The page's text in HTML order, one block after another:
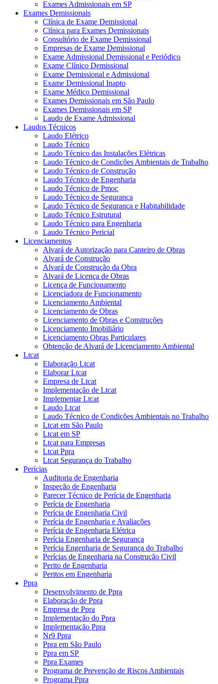
Exames Admissionais em SP
Exames Demissionais
Clínica de Exame Demissional
Clínica para Exames Demissionais
Consultório de Exame Demissional
Empresas de Exame Demissional
Exame Admissional Demissional e Periódico
Exame Clínico Demissional
Exame Demissional e Admissional
Exame Demissional Inapto
Exame Médico Demissional
Exames Demissionais em São Paulo
Exames Demissionais em SP
Laudo de Exame Admissional
Laudos Técnicos
Laudo Elétrico
Laudo Técnico
Laudo Técnico das Instalações Elétricas
Laudo Técnico de Condições Ambientais de Trabalho
Laudo Técnico de Construção
Laudo Técnico de Engenharia
Laudo Técnico de Pmoc
Laudo Técnico de Segurança
Laudo Técnico de Segurança e Habitabilidade
Laudo Técnico Estrutural
Laudo Técnico para Engenharia
Laudo Técnico Pericial
Licenciamentos
Alvará de Autorização para Canteiro de Obras
Alvará de Construção
Alvará de Construção da Obra
Alvará de Licença de Obras
Licença de Funcionamento
Licenciadora de Funcionamento
Licenciamento Ambiental
Licenciamento de Obras
Licenciamento de Obras e Construções
Licenciamento Imobiliário
Licenciamento Obras Particulares
Obtenção de Alvará de Licenciamento Ambiental
Ltcat
Elaboração Ltcat
Elaborar Ltcat
Empresa de Ltcat
Implementação de Ltcat
Implementar Ltcat
Laudo Ltcat
Laudo Técnico de Condições Ambientais no Trabalho
Ltcat em São Paulo
Ltcat em SP
Ltcat para Empresas
Ltcat Ppra
Ltcat Segurança do Trabalho
Perícias
Auditoria de Engenharia
Inspeção de Engenharia
Parecer Técnico de Perícia de Engenharia
Perícia de Engenharia
Perícia de Engenharia Civil
Perícia de Engenharia e Avaliações
Perícia de Engenharia Elétrica
Perícia Engenharia de Segurança
Perícia Engenharia de Segurança do Trabalho
Perícias de Engenharia na Construção Civil
Perito de Engenharia
Peritos em Engenharia
Ppra
Desenvolvimento de Ppra
Elaboração de Ppra
Empresa de Ppra
Implementação do Ppra
Implementação Ppra
Nr9 Ppra
Ppra em São Paulo
Ppra em SP
Ppra Exames
Programa de Prevenção de Riscos Ambientais
Programa Ppra